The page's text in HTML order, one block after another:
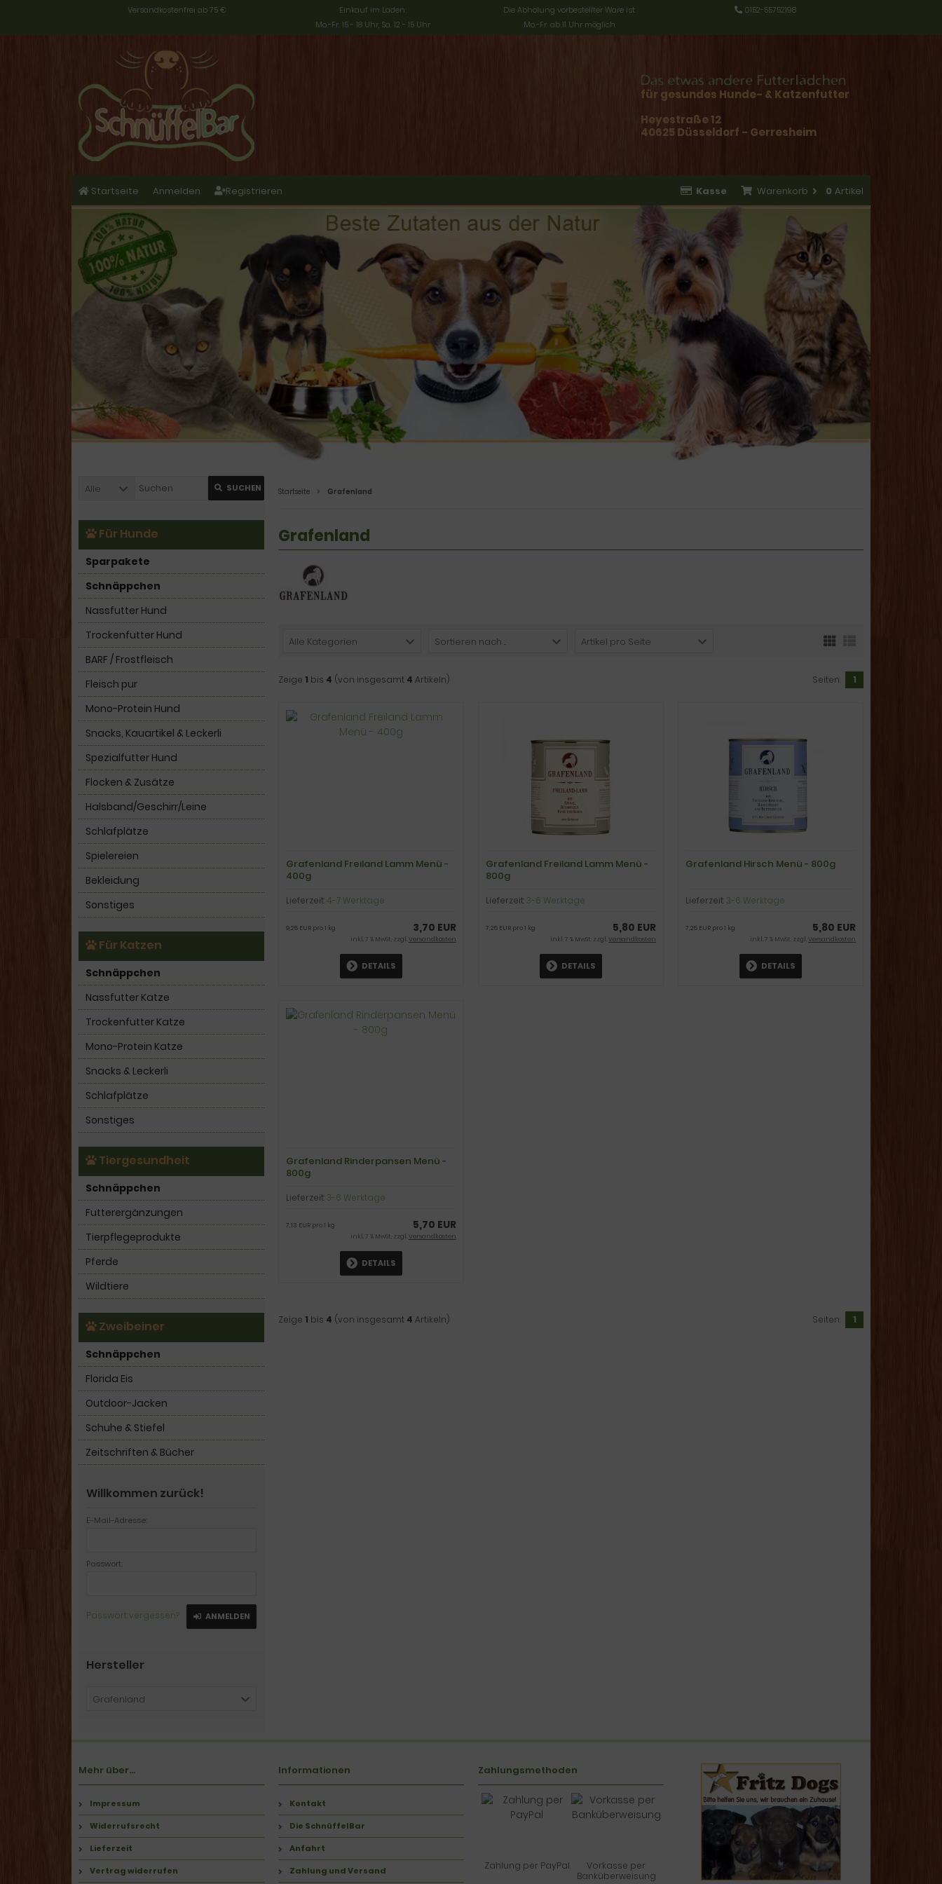
Versandkostenfrei ab 75 €
Einkauf im Laden:
Mo.-Fr. 15 - 18 Uhr, Sa. 12 - 15 Uhr
Die Abholung vorbestellter Ware ist
Mo.-Fr. ab 11 Uhr möglich
0152-55752198
für gesundes Hunde- & Katzenfutter
Heyestraße 12
40625 Düsseldorf - Gerresheim
Startseite Anmelden Registrieren Warenkorb 0 Artikel
Kasse
Startseite Grafenland
Grafenland
Alle Kategorien Sortieren nach ... Artikel pro Seite
Zeige 1 bis 4 (von insgesamt 4 Artikeln) Seiten: 1
Grafenland Freiland Lamm Menü -
400g
Lieferzeit: 4-7 Werktage
3,70 EUR
9,25 EUR pro 1 kg
inkl. 7 % MwSt. zzgl.Versandkosten
DETAILS
Grafenland Freiland Lamm Menü -
800g
Lieferzeit: 3-6 Werktage
5,80 EUR
7,25 EUR pro 1 kg
inkl. 7 % MwSt. zzgl.Versandkosten
DETAILS
Grafenland Hirsch Menü - 800g
Lieferzeit: 3-6 Werktage
5,80 EUR
7,25 EUR pro 1 kg
inkl. 7 % MwSt. zzgl.Versandkosten
DETAILS
Grafenland Rinderpansen Menü -
800g
Lieferzeit: 3-6 Werktage
5,70 EUR
7,13 EUR pro 1 kg
inkl. 7 % MwSt. zzgl.Versandkosten
DETAILS
Zeige 1 bis 4 (von insgesamt 4 Artikeln) Seiten: 1
Alle SUCHEN
Für Hunde
Sparpakete
Schnäppchen
Nassfutter Hund
Trockenfutter Hund
BARF / Frostfleisch
Fleisch pur
Mono-Protein Hund
Snacks, Kauartikel & Leckerli
Spezialfutter Hund
Flocken & Zusätze
Halsband/Geschirr/Leine
Schlafplätze
Spielereien
Bekleidung
Sonstiges
Für Katzen
Schnäppchen
Nassfutter Katze
Trockenfutter Katze
Mono-Protein Katze
Snacks & Leckerli
Schlafplätze
Sonstiges
Tiergesundheit
Schnäppchen
Futterergänzungen
Tierpflegeprodukte
Pferde
Wildtiere
Zweibeiner
Schnäppchen
Florida Eis
Outdoor-Jacken
Schuhe & Stiefel
Zeitschriften & Bücher
Willkommen zurück!
E-Mail-Adresse:
Passwort:
Passwort vergessen? ANMELDEN
Hersteller
Grafenland
Mehr über...
Impressum
Widerrufsrecht
Lieferzeit
Vertrag widerrufen
Informationen
Kontakt
Die SchnüffelBar
Anfahrt
Zahlung und Versand
Zahlungsmethoden
Zahlung per PayPal
Vorkasse per
Banküberweisung